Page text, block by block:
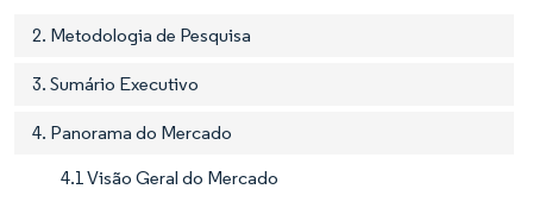
2. Metodologia de Pesquisa
3. Sumário Executivo
4. Panorama do Mercado
4.1 Visão Geral do Mercado